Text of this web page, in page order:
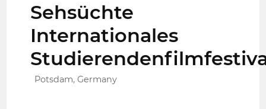
Sehsüchte
Internationales
Potsdam, Germany